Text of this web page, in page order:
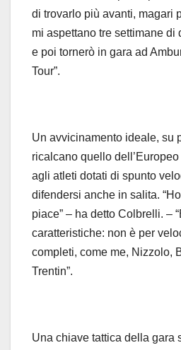
di trovarlo più avanti, magari
mi aspettano tre settimane di
e poi tornerò in gara ad
Tour”.
Un avvicinamento ideale, su
ricalcano quello
agli atleti dotati di spunto
difendersi anche in salita.
piace” – ha detto Colbrelli. –
caratteristiche: non è per
completi, come me, Nizzolo,
Trentin”.
Una chiave tattica della gara